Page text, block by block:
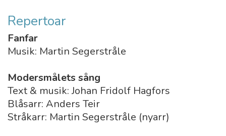
Repertoar
Fanfar
Musik: Martin Segerstråle
Modersmålets sång
Text & musik: Johan Fridolf Hagfors
Blåsarr: Anders Teir
Stråkarr: Martin Segerstråle (nyarr)